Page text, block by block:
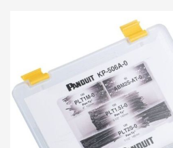
zum
Ende
der
Bildergalerie